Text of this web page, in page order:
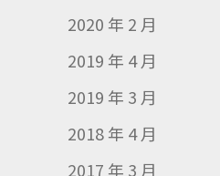
2020 年 2 月
2019 年 4 月
2019 年 3 月
2018 年 4 月
2017 年 3 月